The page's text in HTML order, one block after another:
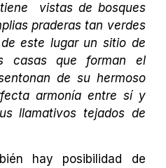
vistas de bosques
praderas tan verdes
este lugar un sitio de
casas que forman el
de su hermoso
armonía entre sí y
llamativos tejados de
hay posibilidad de